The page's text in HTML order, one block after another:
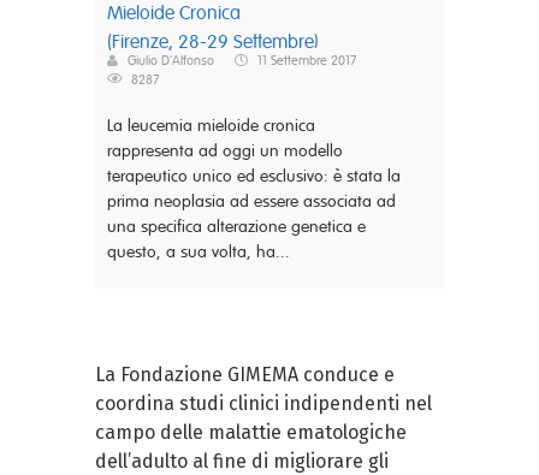
Mieloide Cronica
(Firenze, 28-29 Settembre)
Giulio D'Alfonso
11 Settembre 2017
8287
La leucemia mieloide cronica
rappresenta ad oggi un modello
terapeutico unico ed esclusivo: è stata la
prima neoplasia ad essere associata ad
una specifica alterazione genetica e
questo, a sua volta, ha...
La Fondazione GIMEMA conduce e
coordina studi clinici indipendenti nel
campo delle malattie ematologiche
dell’adulto al fine di migliorare gli